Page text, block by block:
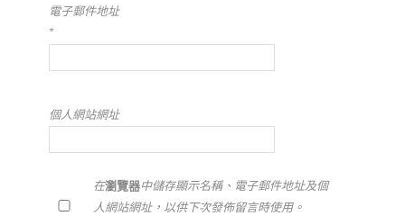
電子郵件地址
*
個人網站網址
在瀏覽器中儲存顯示名稱、電子郵件地址及個
人網站網址，以供下次發佈留言時使用。